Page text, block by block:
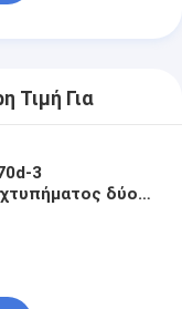
Τιμή Για
3
δύο